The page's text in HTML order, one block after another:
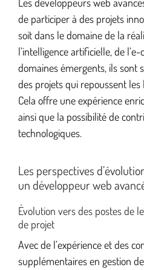
de participer à des projets
soit dans le domaine de la
l’intelligence artificielle, de
domaines émergents, ils sont
des projets qui repoussent
Cela offre une expérience
ainsi que la possibilité de
technologiques.
Les perspectives
un développeur web
Évolution vers des postes de
de projet
Avec de l’expérience et des
supplémentaires en gestion